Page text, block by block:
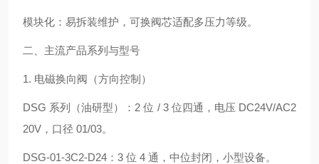
模块化：易拆装维护，可换阀芯适配多压力等级。
二、主流产品系列与型号
1. 电磁换向阀（方向控制）
DSG 系列（油研型）：2 位 / 3 位四通，电压 DC24V/AC2
20V，口径 01/03。
DSG-01-3C2-D24：3 位 4 通，中位封闭，小型设备。